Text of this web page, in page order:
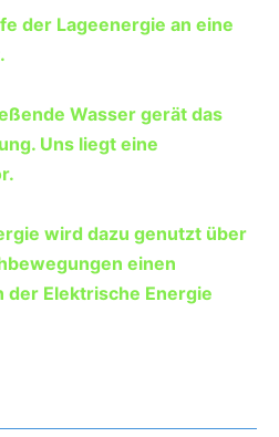
der Lageenergie an eine
Wasser gerät das
Uns liegt eine
wird dazu genutzt über
einen
Elektrische Energie